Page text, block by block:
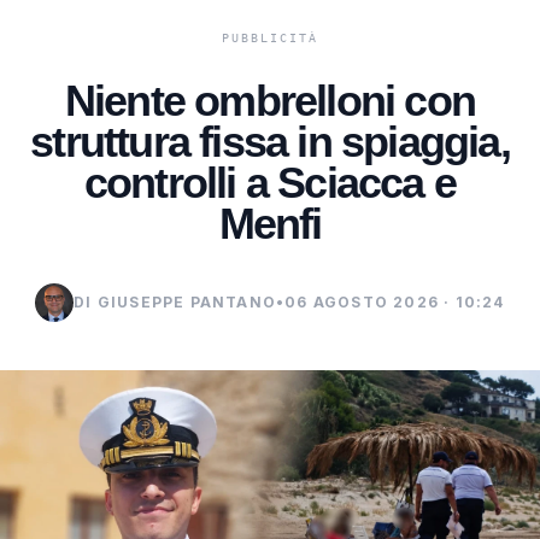
Niente ombrelloni con
struttura fissa in spiaggia,
controlli a Sciacca e
Menfi
DI GIUSEPPE PANTANO • 06 AGOSTO 2026 · 10:24